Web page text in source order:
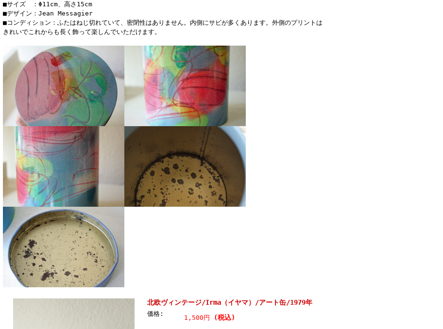
■サイズ ：Φ11cm、高さ15cm
■デザイン：Jean Messagier
■コンディション：ふたはねじ切れていて、密閉性はありません。内側にサビが多くあります。外側のプリントは
きれいでこれからも長く飾って楽しんでいただけます。
北欧ヴィンテージ/Irma（イヤマ）/アート缶/1979年
価格:
1,500円
(税込)